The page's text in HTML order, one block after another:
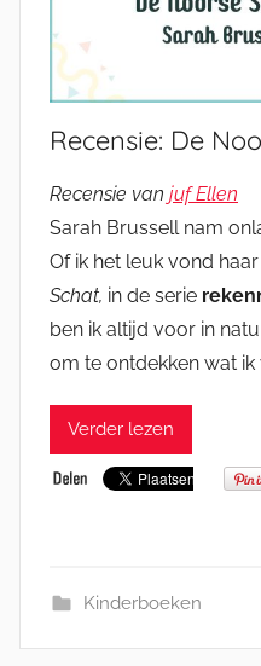
Recensie: De
Recensie van juf Ellen
Sarah Brussell nam
Of ik het leuk vond
Schat, in de serie
ben ik altijd voor in
om te ontdekken wat ik
Verder lezen
Kinderboeken